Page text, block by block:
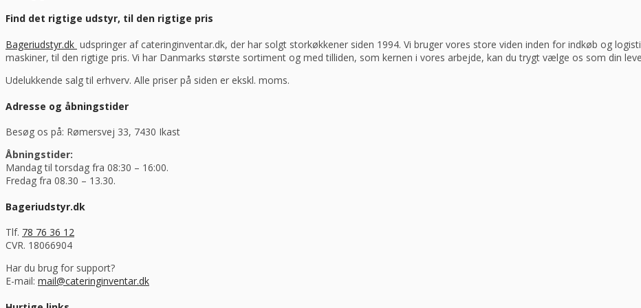
Find det rigtige udstyr, til den rigtige pris
Bageriudstyr.dk udspringer af cateringinventar.dk, der har solgt storkøkkener siden 1994. Vi bruger vores store viden inden for indkøb og
maskiner, til den rigtige pris. Vi har Danmarks største sortiment og med tilliden, som kernen i vores arbejde, kan du trygt vælge os som din
Udelukkende salg til erhverv. Alle priser på siden er ekskl. moms.
Adresse og åbningstider
Besøg os på: Rømersvej 33, 7430 Ikast
Åbningstider:
Mandag til torsdag fra 08:30 – 16:00.
Fredag fra 08.30 – 13.30.
Bageriudstyr.dk
Tlf. 78 76 36 12
CVR. 18066904
Har du brug for support?
E-mail: mail@cateringinventar.dk